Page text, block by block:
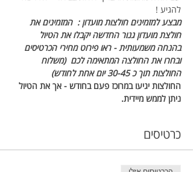
להגיע !
מבצע למזמינים חולצות מועדון :  המזמינים את
חולצת מועדון גנור החדשה יקבלו את הטיול
בהנחה משמעותית - ראו פירוט מחירי הכרטיסים
ובחרו את החולצה המתאימה לכם  (משלוח
החולצות תוך כ 30-45 יום אחת לחודש)
החולצות יגיעו במרוכז פעם בחודש - אך את הטיול
ניתן לממש מיידית.
כרטיסים